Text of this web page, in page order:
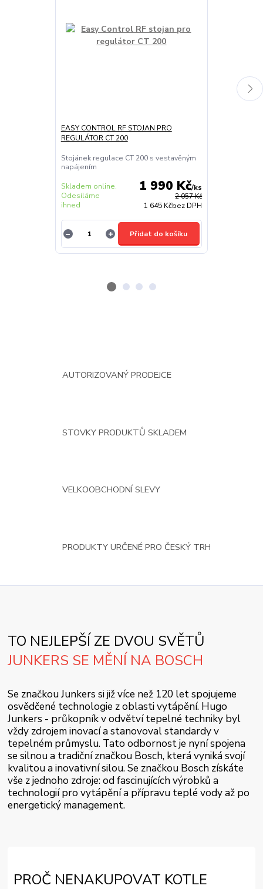
EASY CONTROL RF STOJAN PRO
REGULÁTOR CT 200
Stojánek regulace CT 200 s vestavěným
napájením
2 057 Kč
1 990 Kč/ks
1 645 Kčbez DPH
Skladem online.
Odesíláme
ihned
Přidat do košíku
AUTORIZOVANÝ PRODEJCE
STOVKY PRODUKTŮ SKLADEM
VELKOOBCHODNÍ SLEVY
PRODUKTY URČENÉ PRO ČESKÝ TRH
TO NEJLEPŠÍ ZE DVOU SVĚTŮ
JUNKERS SE MĚNÍ NA BOSCH
Se značkou Junkers si již více než 120 let spojujeme
osvědčené technologie z oblasti vytápění. Hugo
Junkers - průkopník v odvětví tepelné techniky byl
vždy zdrojem inovací a stanovoval standardy v
tepelném průmyslu. Tato odbornost je nyní spojena
se silnou a tradiční značkou Bosch, která vyniká svojí
kvalitou a inovativní silou. Se značkou Bosch získáte
vše z jednoho zdroje: od fascinujících výrobků a
technologií pro vytápění a přípravu teplé vody až po
energetický management.
PROČ NENAKUPOVAT KOTLE